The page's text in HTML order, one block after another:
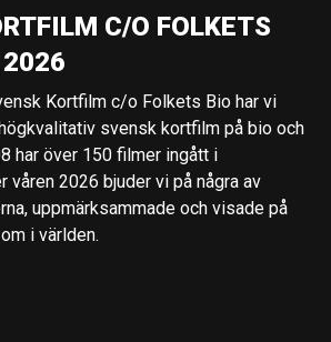
C/O FOLKETS
2026
Kortfilm c/o Folkets Bio har vi
svensk kortfilm på bio och
har över 150 filmer ingått i
våren 2026 bjuder vi på några av
uppmärksammade och visade på
i världen.